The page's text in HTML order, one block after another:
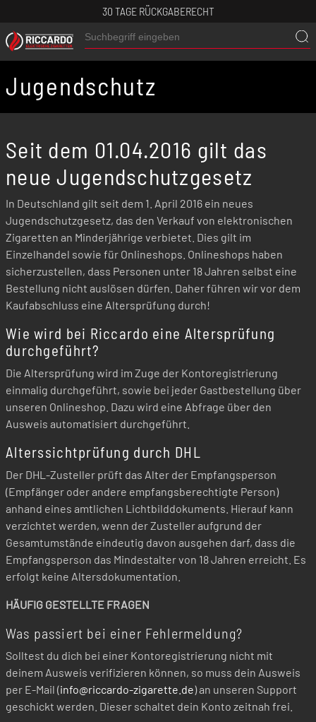
30 TAGE RÜCKGABERECHT
Jugendschutz
Seit dem 01.04.2016 gilt das
neue Jugendschutzgesetz
In Deutschland gilt seit dem 1. April 2016 ein neues
Jugendschutzgesetz, das den Verkauf von elektronischen
Zigaretten an Minderjährige verbietet. Dies gilt im
Einzelhandel sowie für Onlineshops. Onlineshops haben
sicherzustellen, dass Personen unter 18 Jahren selbst eine
Bestellung nicht auslösen dürfen. Daher führen wir vor dem
Kaufabschluss eine Altersprüfung durch!
Wie wird bei Riccardo eine Altersprüfung
durchgeführt?
Die Altersprüfung wird im Zuge der Kontoregistrierung
einmalig durchgeführt, sowie bei jeder Gastbestellung über
unseren Onlineshop. Dazu wird eine Abfrage über den
Ausweis automatisiert durchgeführt.
Alterssichtprüfung durch DHL
Der DHL-Zusteller prüft das Alter der Empfangsperson
(Empfänger oder andere empfangsberechtigte Person)
anhand eines amtlichen Lichtbilddokuments. Hierauf kann
verzichtet werden, wenn der Zusteller aufgrund der
Gesamtumstände eindeutig davon ausgehen darf, dass die
Empfangsperson das Mindestalter von 18 Jahren erreicht. Es
erfolgt keine Altersdokumentation.
HÄUFIG GESTELLTE FRAGEN
Was passiert bei einer Fehlermeldung?
Solltest du dich bei einer Kontoregistrierung nicht mit
deinem Ausweis verifizieren können, so muss dein Ausweis
per E-Mail (info@riccardo-zigarette.de) an unseren Support
geschickt werden. Dieser schaltet dein Konto zeitnah frei.